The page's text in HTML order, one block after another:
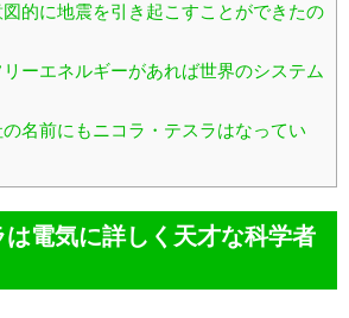
的に地震を引き起こすことができたの
ーエネルギーがあれば世界のシステム
名前にもニコラ・テスラはなってい
電気に詳しく天才な科学者